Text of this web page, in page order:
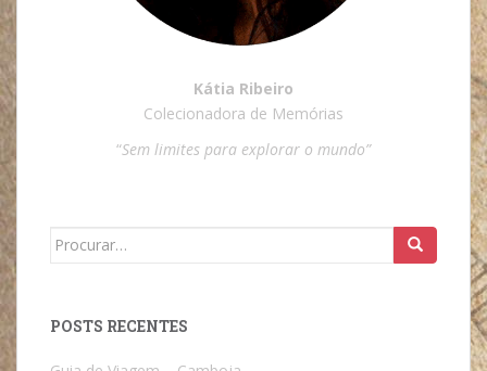
Kátia Ribeiro
Colecionadora de Memórias
“Sem limites para explorar o mundo”
Search
POSTS RECENTES